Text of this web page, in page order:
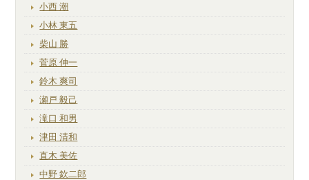
小西 潮
小林 東五
柴山 勝
菅原 伸一
鈴木 爽司
瀬戸 毅己
滝口 和男
津田 清和
直木 美佐
中野 欽二郎